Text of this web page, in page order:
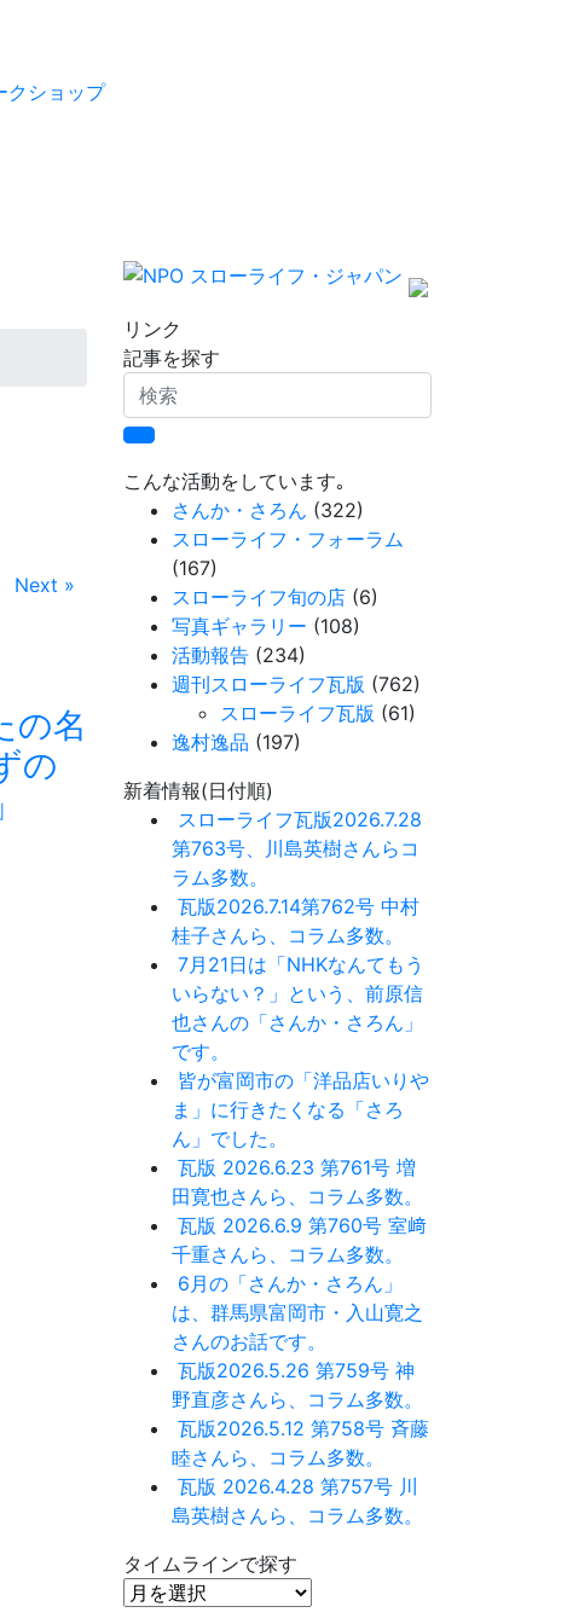
クショップ
Next »
の名
の
リンク
記事を探す
検
索
こんな活動をしています｡
さんか・さろん (322)
スローライフ・フォーラム
(167)
スローライフ旬の店 (6)
写真ギャラリー (108)
活動報告 (234)
週刊スローライフ瓦版 (762)
スローライフ瓦版 (61)
逸村逸品 (197)
新着情報(日付順)
スローライフ瓦版2026.7.28
第763号、川島英樹さんらコ
ラム多数。
瓦版2026.7.14第762号 中村
桂子さんら、コラム多数。
7月21日は「NHKなんてもう
いらない？」という、前原信
也さんの「さんか・さろん」
です。
皆が富岡市の「洋品店いりや
ま」に行きたくなる「さろ
ん」でした。
瓦版 2026.6.23 第761号 増
田寛也さんら、コラム多数。
瓦版 2026.6.9 第760号 室﨑
千重さんら、コラム多数。
6月の「さんか・さろん」
は、群馬県富岡市・入山寛之
さんのお話です。
瓦版2026.5.26 第759号 神
野直彦さんら、コラム多数。
瓦版2026.5.12 第758号 斉藤
睦さんら、コラム多数。
瓦版 2026.4.28 第757号 川
島英樹さんら、コラム多数。
タイムラインで探す
タ